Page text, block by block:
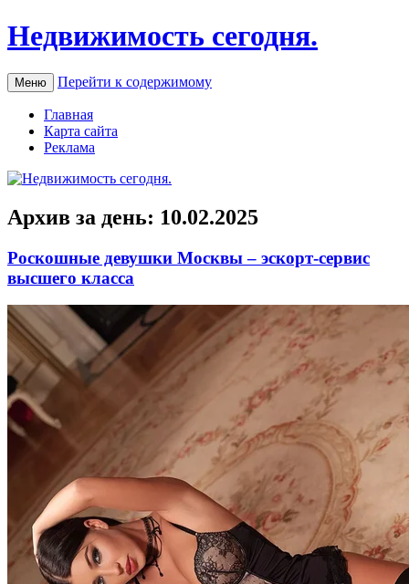
Недвижимость сегодня.
Меню Перейти к содержимому
Главная
Карта сайта
Реклама
Архив за день: 10.02.2025
Роскошные девушки Москвы – эскорт-сервис
высшего класса